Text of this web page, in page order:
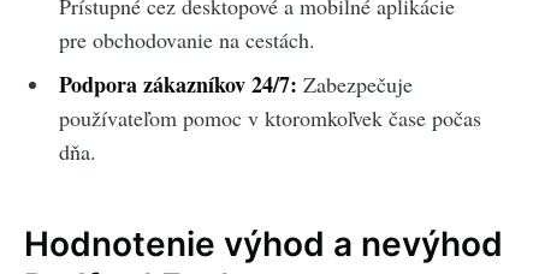
Prístupné cez desktopové a mobilné aplikácie
pre obchodovanie na cestách.
Podpora zákazníkov 24/7: Zabezpečuje
používateľom pomoc v ktoromkoľvek čase počas
dňa.
Hodnotenie výhod a nevýhod